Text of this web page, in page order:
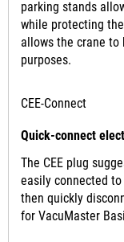
parking stands
while protecting
allows the crane to
purposes.
CEE-Connect
Quick-connect
The CEE plug
easily connected
then quickly
for VacuMaster